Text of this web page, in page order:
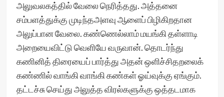
அலுவலகத்தில் வேலை நெரித்தது. அத்தனை
சம்பளத்துக்கு முடிந்தஅளவு ஆளைப் பிழிகிறதான
அலுப்பான வேலை. கண்ணெல்லாம் மயங்கி தள்ளாடி
அறையைவிட்டு வெளியே வருவான். தொடர்ந்து
கணினித் திரையைப் பார்த்து அதன் ஒளிச்சிதறலைக்
கண்ணில் வாங்கி வாங்கி கண்கள் ஓய்வுக்கு ஏங்கும்.
தட்டச்சு செய்து அலுத்த விரல்களுக்கு ஒத்தடமாக